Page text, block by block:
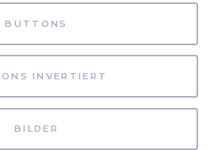
BUTTONS
INVERTIERT
BILDER